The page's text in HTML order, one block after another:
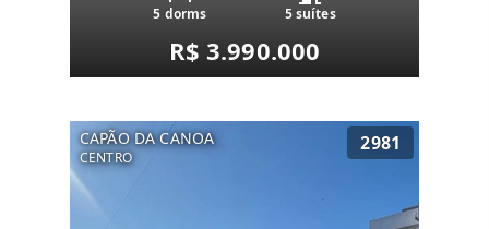
5 dorms 5 suítes
R$ 3.990.000
CAPÃO DA CANOA
CENTRO
2981